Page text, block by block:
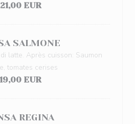
21,00 EUR
SALMONE
latte. Après cuisson: Saumon
tomates cerises
19,00 EUR
REGINA